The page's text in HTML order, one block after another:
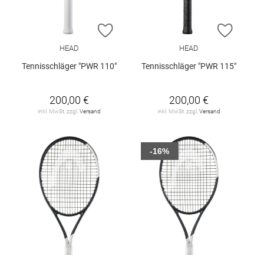
ZUR WUNSCHLISTE HINZUFÜGEN
HEAD
Tennisschläger "PWR 110"
200,00 €
inkl. MwSt. zzgl. Versand
ZUR
HEAD
Tennisschläger "PWR 115"
200,00 €
inkl. MwSt. zzgl. Versand
-16%